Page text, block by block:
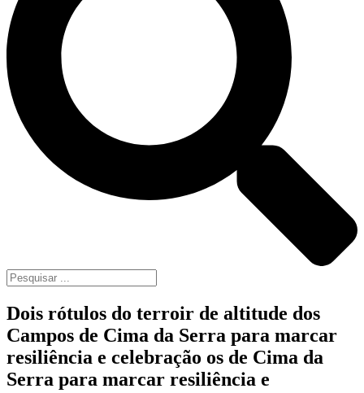
Dois rótulos do terroir de altitude dos
Campos de Cima da Serra para marcar
resiliência e celebração os de Cima da
Serra para marcar resiliência e